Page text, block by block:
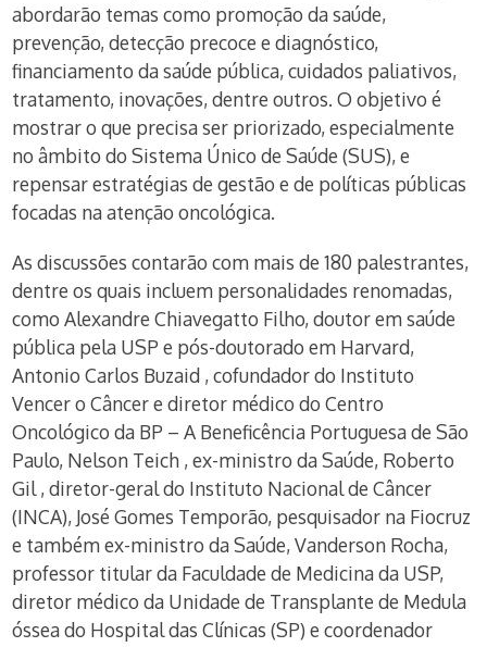
abordarão temas como promoção da saúde,
prevenção, detecção precoce e diagnóstico,
financiamento da saúde pública, cuidados paliativos,
tratamento, inovações, dentre outros. O objetivo é
mostrar o que precisa ser priorizado, especialmente
no âmbito do Sistema Único de Saúde (SUS), e
repensar estratégias de gestão e de políticas públicas
focadas na atenção oncológica.
As discussões contarão com mais de 180 palestrantes,
dentre os quais incluem personalidades renomadas,
como Alexandre Chiavegatto Filho, doutor em saúde
pública pela USP e pós-doutorado em Harvard,
Antonio Carlos Buzaid , cofundador do Instituto
Vencer o Câncer e diretor médico do Centro
Oncológico da BP – A Beneficência Portuguesa de São
Paulo, Nelson Teich , ex-ministro da Saúde, Roberto
Gil , diretor-geral do Instituto Nacional de Câncer
(INCA), José Gomes Temporão, pesquisador na Fiocruz
e também ex-ministro da Saúde, Vanderson Rocha,
professor titular da Faculdade de Medicina da USP,
diretor médico da Unidade de Transplante de Medula
óssea do Hospital das Clínicas (SP) e coordenador